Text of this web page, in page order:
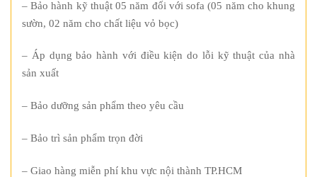
– Bảo hành kỹ thuật 05 năm đối với sofa (05 năm cho khung
sườn, 02 năm cho chất liệu vỏ bọc)
– Áp dụng bảo hành với điều kiện do lỗi kỹ thuật của nhà
sản xuất
– Bảo dưỡng sản phẩm theo yêu cầu
– Bảo trì sản phẩm trọn đời
– Giao hàng miễn phí khu vực nội thành TP.HCM